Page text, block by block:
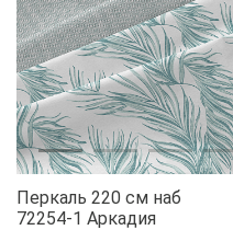
Перкаль 220 см наб
72254-1 Аркадия